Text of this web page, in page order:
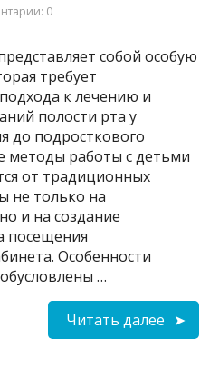
0
собой особую
требует
к лечению и
полости рта у
до подросткового
методы работы с детьми
от традиционных
не только на
и на создание
посещения
Особенности
…
Читать далее